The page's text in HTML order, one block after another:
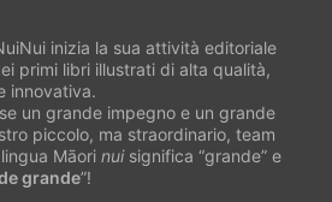
inizia la sua attività editoriale
primi libri illustrati di alta qualità,
innovativa.
un grande impegno e un grande
piccolo, ma straordinario, team
Māori nuisignifica “grande” e
grande”!